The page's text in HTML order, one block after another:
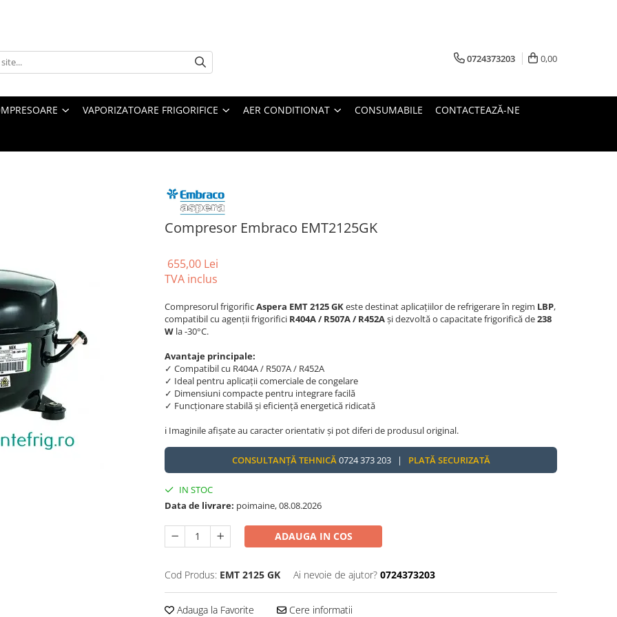
0724373203 0,00
VAPORIZATOARE FRIGORIFICE AER CONDITIONAT CONSUMABILE CONTACTEAZĂ-NE
Compresor Embraco EMT2125GK
655,00 Lei
TVA inclus
Compresorul frigorificAspera EMT 2125 GKeste destinat aplicațiilor de refrigerare în regim LBP,
compatibil cu agenții frigorifici R404A / R507A / R452Ași dezvoltă o capacitate frigorifică de238
W la -30°C.
Avantaje principale:
✓ Compatibil cu R404A / R507A / R452A
✓ Ideal pentru aplicații comerciale de congelare
✓ Dimensiuni compacte pentru integrare facilă
✓ Funcționare stabilă și eficiență energetică ridicată
ℹ️ Imaginile afișate au caracter orientativ și pot diferi de produsul original.
CONSULTANȚĂ TEHNICĂ0724 373 203 | PLATĂ SECURIZATĂ
IN STOC
Data de livrare: poimaine, 08.08.2026
ADAUGA IN COS
Cod Produs: EMT 2125 GK Ai nevoie de ajutor? 0724373203
Adauga la Favorite Cere informatii